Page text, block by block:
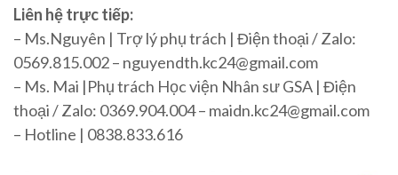
Liên hệ trực tiếp:
– Ms.Nguyên | Trợ lý phụ trách | Điện thoại / Zalo:
0569.815.002 – nguyendth.kc24@gmail.com
– Ms. Mai |Phụ trách Học viện Nhân sư GSA | Điện
thoại / Zalo: 0369.904.004 – maidn.kc24@gmail.com
– Hotline | 0838.833.616